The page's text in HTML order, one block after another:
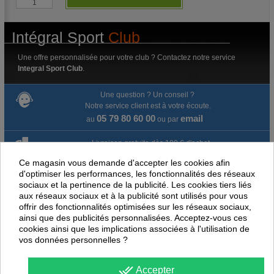
Intégral Sport Club
Une offre personnalisée pour votre club ? Contactez notre service
Integral Sport Club
Une question ? Un conseil ?
Notre service client est à votre écoute.
au 05 79 80 60 00ou par email
Livraison gratuite dès 100 € d'achat.
Paiement en ligne 100% sécurisé
Paiement par virement
Satisfait ou remboursé jusqu'à 60 jours
NOUS PENSONS QUE CES ARTICLES
PEUVENT ÉGALEMENT VOUS INTÉRESSER
Ce magasin vous demande d'accepter les cookies afin
d'optimiser les performances, les fonctionnalités des réseaux
sociaux et la pertinence de la publicité. Les cookies tiers liés
aux réseaux sociaux et à la publicité sont utilisés pour vous
offrir des fonctionnalités optimisées sur les réseaux sociaux,
ainsi que des publicités personnalisées. Acceptez-vous ces
cookies ainsi que les implications associées à l'utilisation de
vos données personnelles ?
done_all Accepter